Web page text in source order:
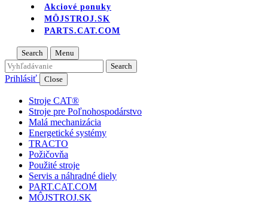
Akciové ponuky
MÔJSTROJ.SK
PARTS.CAT.COM
Search Menu
Prihlásiť Close
Stroje CAT®
Stroje pre Poľnohospodárstvo
Malá mechanizácia
Energetické systémy
TRACTO
Požičovňa
Použité stroje
Servis a náhradné diely
PART.CAT.COM
MÔJSTROJ.SK